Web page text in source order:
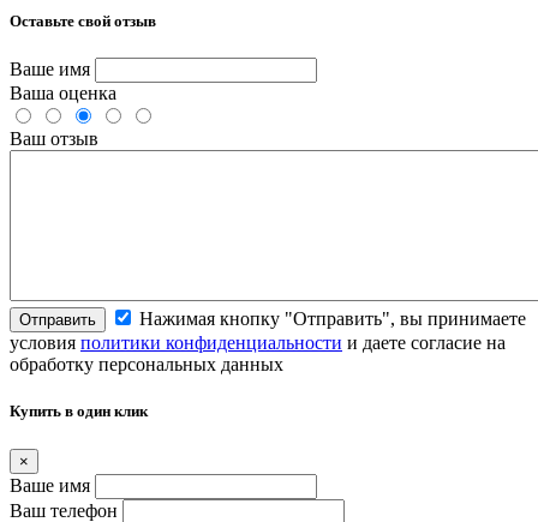
Оставьте свой отзыв
Ваше имя
Ваша оценка
Ваш отзыв
Отправить
Нажимая кнопку "Отправить", вы принимаете
условия политики конфиденциальности и даете согласие на
обработку персональных данных
Купить в один клик
×
Ваше имя
Ваш телефон